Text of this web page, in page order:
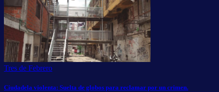
Tres de Febrero
Ciudadela violenta: Suelta de globos para reclamar por un crimen.